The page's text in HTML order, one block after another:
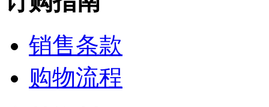
医药中间体
天然产物
生物/化学试剂
核酸
碳水化合物
抗生素
生物缓冲液
销售条款
购物流程